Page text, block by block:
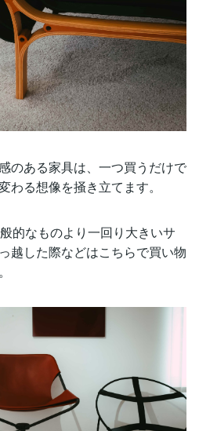
のある家具は、一つ買うだけで
わる想像を掻き立てます。
的なものより一回り大きいサ
越した際などはこちらで買い物